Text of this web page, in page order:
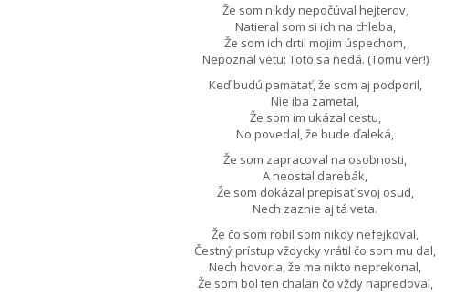
Že som nikdy nepočúval hejterov,
Natieral som si ich na chleba,
Že som ich drtil mojim úspechom,
Nepoznal vetu: Toto sa nedá. (Tomu ver!)
Keď budú pamätať, že som aj podporil,
Nie iba zametal,
Že som im ukázal cestu,
No povedal, že bude ďaleká,
Že som zapracoval na osobnosti,
A neostal darebák,
Že som dokázal prepísať svoj osud,
Nech zaznie aj tá veta.
Že čo som robil som nikdy nefejkoval,
Čestný prístup vždycky vrátil čo som mu dal,
Nech hovoria, že ma nikto neprekonal,
Že som bol ten chalan čo vždy napredoval,